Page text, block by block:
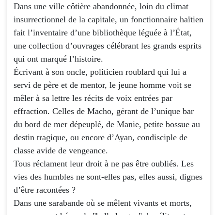
Dans une ville côtière abandonnée, loin du climat
insurrectionnel de la capitale, un fonctionnaire haïtien
fait l’inventaire d’une bibliothèque léguée à l’État,
une collection d’ouvrages célébrant les grands esprits
qui ont marqué l’histoire.
Écrivant à son oncle, politicien roublard qui lui a
servi de père et de mentor, le jeune homme voit se
mêler à sa lettre les récits de voix entrées par
effraction. Celles de Macho, gérant de l’unique bar
du bord de mer dépeuplé, de Manie, petite bossue au
destin tragique, ou encore d’Ayan, condisciple de
classe avide de vengeance.
Tous réclament leur droit à ne pas être oubliés. Les
vies des humbles ne sont-elles pas, elles aussi, dignes
d’être racontées ?
Dans une sarabande où se mêlent vivants et morts,